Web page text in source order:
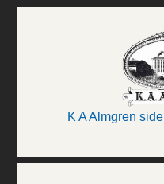
K A Almgren